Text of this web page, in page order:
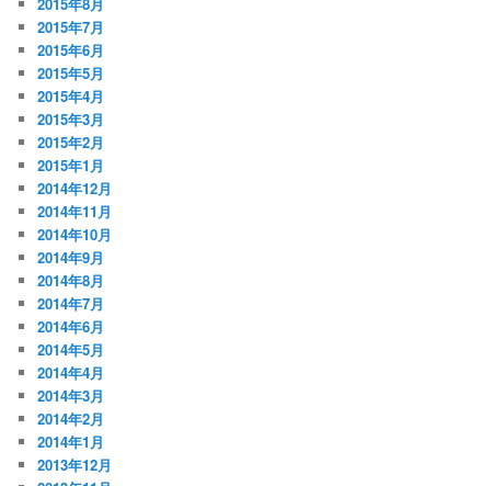
2015年8月
2015年7月
2015年6月
2015年5月
2015年4月
2015年3月
2015年2月
2015年1月
2014年12月
2014年11月
2014年10月
2014年9月
2014年8月
2014年7月
2014年6月
2014年5月
2014年4月
2014年3月
2014年2月
2014年1月
2013年12月